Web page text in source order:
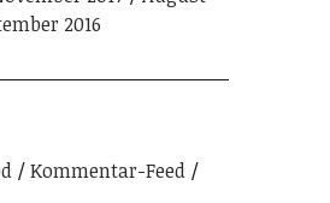
2016
Kommentar-Feed